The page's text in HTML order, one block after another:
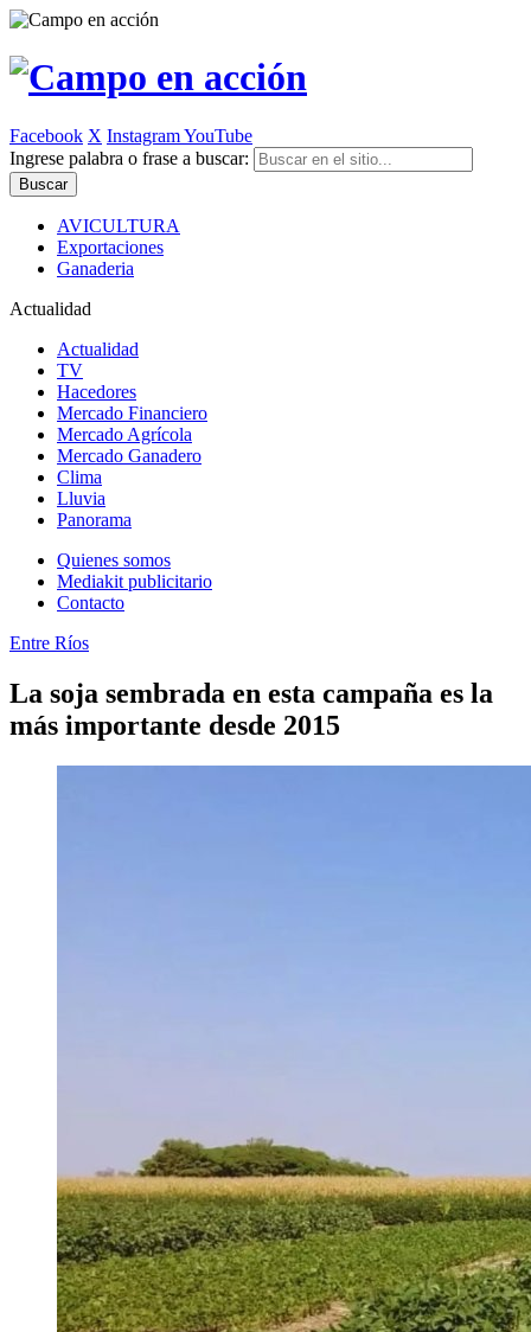
Facebook X InstagramYouTube
Ingrese palabra o frase a buscar:
AVICULTURA
Exportaciones
Ganaderia
Actualidad
Actualidad
TV
Hacedores
Mercado Financiero
Mercado Agrícola
Mercado Ganadero
Clima
Lluvia
Panorama
Quienes somos
Mediakit publicitario
Contacto
Entre Ríos
La soja sembrada en esta campaña es la
más importante desde 2015